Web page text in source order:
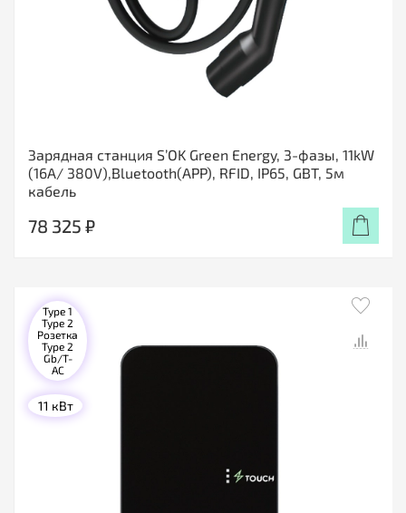
Зарядная станция S’OK Green Energy, 3-фазы, 11kW
(16A/ 380V),Bluetooth(APP), RFID, IP65, GBT, 5м
кабель
78 325 ₽
Type 1
Type 2
Розетка
Type 2
Gb/T-
AC
11 кВт